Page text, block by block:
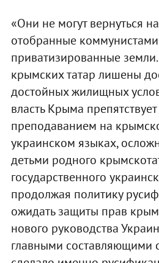
«Они не могут вернуться
отобранные
приватизированные
крымских татар лишены
достойных жилищных
власть Крыма
преподаванием на
украинском языках,
детьми родного
государственного
продолжая политику
ожидать защиты прав
нового руководства
главными составляющими